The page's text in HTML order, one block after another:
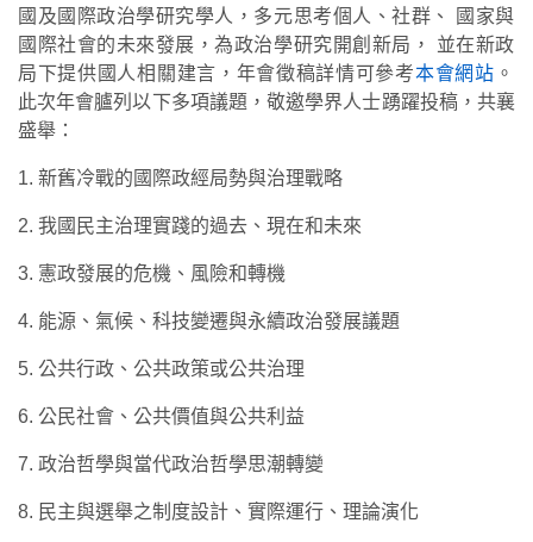
國及國際政治學研究學人，多元思考個人、社群、
國家與
國際社會的未來發展，為政治學研究開創新局， 並在新政
局下提供國人相關建言，年會徵稿詳情可參考本會網站 。
此次年會臚列以下多項議題，敬邀學界人士踴躍投稿，共襄
盛舉：
1. 新舊冷戰的國際政經局勢與治理戰略
2. 我國民主治理實踐的過去、現在和未來
3. 憲政發展的危機、風險和轉機
4. 能源、氣候、科技變遷與永續政治發展議題
5. 公共行政、公共政策或公共治理
6. 公民社會、公共價值與公共利益
7. 政治哲學與當代政治哲學思潮轉變
8. 民主與選舉之制度設計、實際運行、理論演化